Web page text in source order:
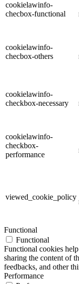
cookielawinfo-
checbox-functional
cookielawinfo-
checbox-others
cookielawinfo-
checkbox-necessary
cookielawinfo-
checkbox-
performance
viewed_cookie_policy
Functional
Functional
Functional cookies
sharing the content of
feedbacks, and other
Performance